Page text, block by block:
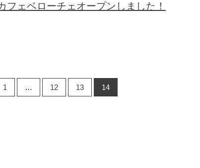
フェベローチェオープンしました！
1 … 12 13 14